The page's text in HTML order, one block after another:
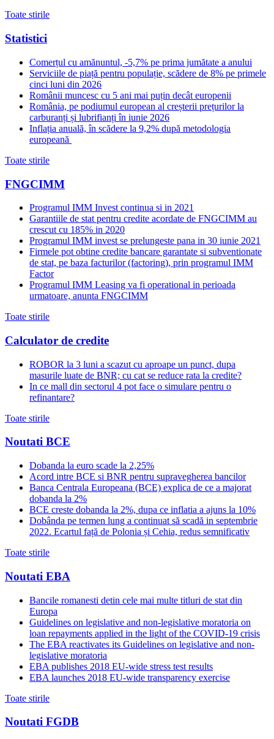
Toate stirile
Statistici
Comerțul cu amănuntul, -5,7% pe prima jumătate a anului
Serviciile de piață pentru populație, scădere de 8% pe primele
cinci luni din 2026
Românii muncesc cu 5 ani mai puțin decât europenii
România, pe podiumul european al creșterii prețurilor la
carburanți și lubrifianți în iunie 2026
Inflația anuală, în scădere la 9,2% după metodologia
europeană
Toate stirile
FNGCIMM
Programul IMM Invest continua si in 2021
Garantiile de stat pentru credite acordate de FNGCIMM au
crescut cu 185% in 2020
Programul IMM invest se prelungeste pana in 30 iunie 2021
Firmele pot obtine credite bancare garantate si subventionate
de stat, pe baza facturilor (factoring), prin programul IMM
Factor
Programul IMM Leasing va fi operational in perioada
urmatoare, anunta FNGCIMM
Toate stirile
Calculator de credite
ROBOR la 3 luni a scazut cu aproape un punct, dupa
masurile luate de BNR; cu cat se reduce rata la credite?
In ce mall din sectorul 4 pot face o simulare pentru o
refinantare?
Toate stirile
Noutati BCE
Dobanda la euro scade la 2,25%
Acord intre BCE si BNR pentru supravegherea bancilor
Banca Centrala Europeana (BCE) explica de ce a majorat
dobanda la 2%
BCE creste dobanda la 2%, dupa ce inflatia a ajuns la 10%
Dobânda pe termen lung a continuat să scadă in septembrie
2022. Ecartul față de Polonia și Cehia, redus semnificativ
Toate stirile
Noutati EBA
Bancile romanesti detin cele mai multe titluri de stat din
Europa
Guidelines on legislative and non-legislative moratoria on
loan repayments applied in the light of the COVID-19 crisis
The EBA reactivates its Guidelines on legislative and non-
legislative moratoria
EBA publishes 2018 EU-wide stress test results
EBA launches 2018 EU-wide transparency exercise
Toate stirile
Noutati FGDB